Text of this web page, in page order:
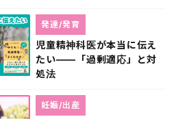
児童精神科医が本当に伝え
たい――「過剰適応」と対
処法
発達/発育
妊娠/出産